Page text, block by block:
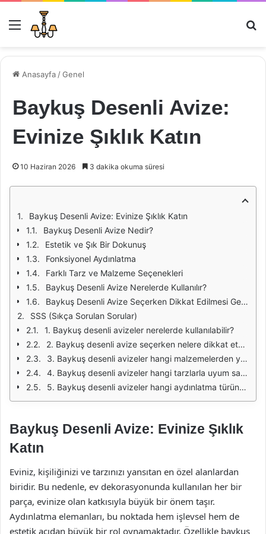
Menü
Anasayfa /Genel
Baykuş Desenli Avize:
Evinize Şıklık Katın
10 Haziran 2026 3 dakika okuma süresi
Baykuş Desenli Avize: Evinize Şıklık Katın
Baykuş Desenli Avize Nedir?
Estetik ve Şık Bir Dokunuş
Fonksiyonel Aydınlatma
Farklı Tarz ve Malzeme Seçenekleri
Baykuş Desenli Avize Nerelerde Kullanılır?
Baykuş Desenli Avize Seçerken Dikkat Edilmesi Gerekenler
SSS (Sıkça Sorulan Sorular)
1. Baykuş desenli avizeler nerelerde kullanılabilir?
2. Baykuş desenli avize seçerken nelere dikkat etmeliyim?
3. Baykuş desenli avizeler hangi malzemelerden yapılır?
4. Baykuş desenli avizeler hangi tarzlarla uyum sağlar?
5. Baykuş desenli avizeler hangi aydınlatma türünü kullanır?
Baykuş Desenli Avize: Evinize Şıklık
Katın
Eviniz, kişiliğinizi ve tarzınızı yansıtan en özel alanlardan
biridir. Bu nedenle, ev dekorasyonunda kullanılan her bir
parça, evinize olan katkısıyla büyük bir önem taşır.
Aydınlatma elemanları, bu noktada hem işlevsel hem de
estetik açıdan büyük bir rol oynamaktadır. Özellikle baykuş